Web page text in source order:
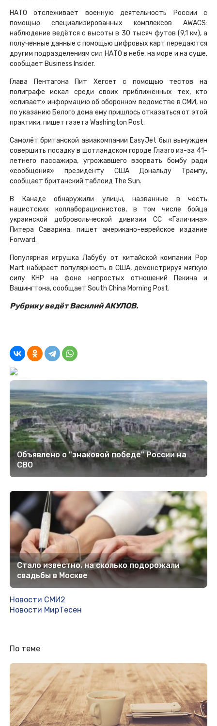
НАТО отслеживает военную деятельность России с
помощью специализированных комплексов AWACS:
наблюдение ведётся с высоты в 30 тысяч футов (9,1 км), а
полученные данные с помощью цифровых карт передаются
другим подразделениям сил НАТО в небе, на море и на суше,
сообщает Business Insider.
Глава Пентагона Пит Хегсет с помощью тестов на
полиграфе искал среди своих приближённых тех, кто
«сливает» информацию об оборонном ведомстве в СМИ, но
по указанию Белого дома ему пришлось отказаться от этой
практики, пишет газета Washington Post.
Самолёт британской авиакомпании EasyJet был вынужден
совершить посадку в шотландском городе Глазго из-за 41-
летнего пассажира, угрожавшего взорвать бомбу ради
«сообщения» президенту США Дональду Трампу,
сообщает британский таблоид The Sun.
В Канаде обнаружили улицы, названные в честь
нацистских коллаборационистов, в том числе бойца
украинской добровольческой дивизии СС «Галичина»
Питера Саварина, пишет американо-еврейское издание
Forward.
Популярная игрушка Лабубу от китайской компании Pop
Mart набирает популярность в США, демонстрируя мягкую
силу КНР на фоне непростых отношений Пекина и
Вашингтона, сообщает South China Morning Post.
Рубрику ведёт Василий АКУЛОВ.
Объявлено о "знаковой победе" России на
СВО
Стало известно, на сколько подорожали
свадьбы в Москве
Новости СМИ2
Новости МирТесен
По теме